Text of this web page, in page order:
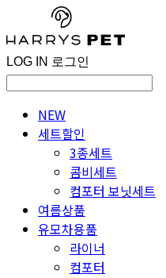
LOG IN 로그인
NEW
세트할인
3종세트
콤비세트
컴포터 보닛세트
여름상품
유모차용품
라이너
컴포터